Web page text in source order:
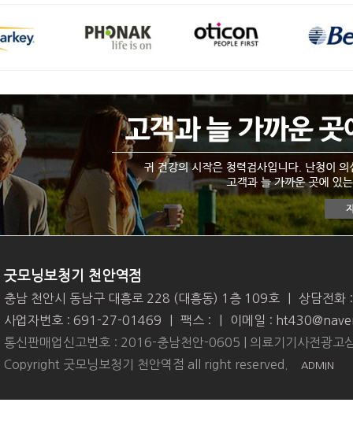
굿모닝보청기 천안역점
충남 천안시 동남구 대흥로 228 (대흥동) 1층 109호
상담전화
사업자번호 : 691-27-01469
팩스 :
이메일 :
통신판매업신고번호 : 2016-충남천안-0605 | 의료기기사전광고
Copyright 굿모닝보청기 천안역점 all right reserved.
ADMIN